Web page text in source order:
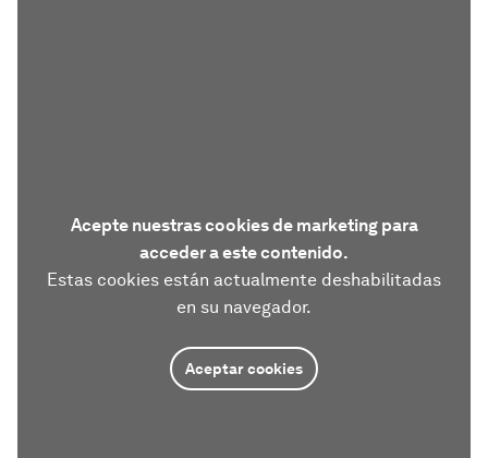
Acepte nuestras cookies de marketing para
acceder a este contenido.
Estas cookies están actualmente deshabilitadas
en su navegador.
Aceptar cookies